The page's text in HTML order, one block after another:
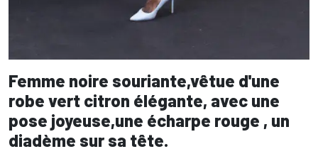
Femme noire souriante,vêtue d'une
robe vert citron élégante, avec une
pose joyeuse,une écharpe rouge , un
diadème sur sa tête.